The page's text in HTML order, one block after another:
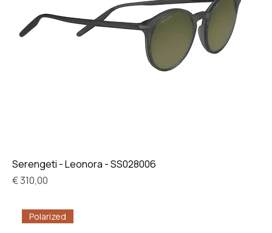
Serengeti - Leonora - SS028006
Prijs
€ 310,00
Polarized